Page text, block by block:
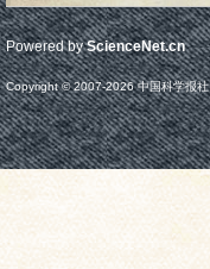
Powered byScienceNet.cn
Copyright © 2007-2026中国科学报社